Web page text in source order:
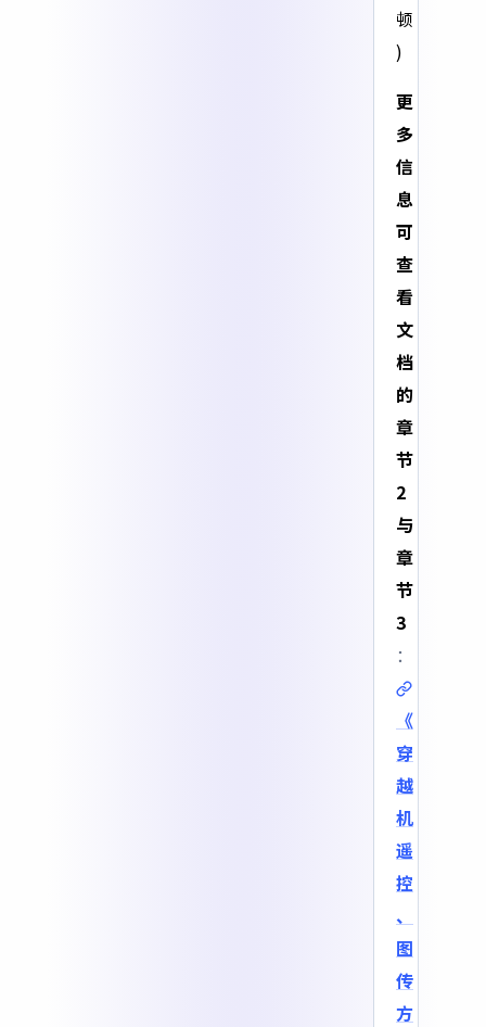
顿
)
更
多
信
息
可
查
看
文
档
的
章
节
2
与
章
节
3
：
《
穿
越
机
遥
控
、
图
传
方